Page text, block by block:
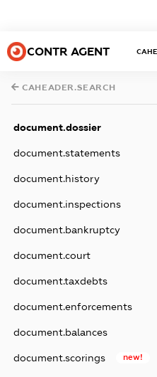
CONTR AGENT
CAHEADER.SEARCH
document.dossier
document.statements
document.history
document.inspections
document.bankruptcy
document.court
document.taxdebts
document.enforcements
document.balances
document.scorings new!